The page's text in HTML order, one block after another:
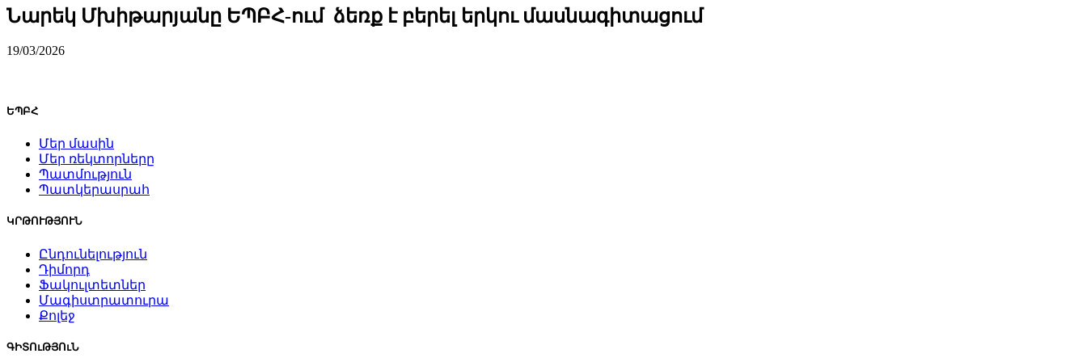
Նարեկ Մխիթարյանը ԵՊԲՀ-ում ձեռք է բերել երկու մասնագիտացում
19/03/2026
ԵՊԲՀ
Մեր մասին
Մեր ռեկտորները
Պատմություն
Պատկերասրահ
ԿՐԹՈՒԹՅՈՒՆ
Ընդունելություն
Դիմորդ
Ֆակուլտետներ
Մագիստրատուրա
Քոլեջ
ԳԻՏՈւԹՅՈւՆ